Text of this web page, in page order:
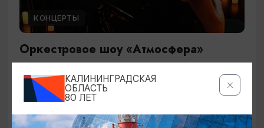
КОНЦЕРТЫ
Оркестровое шоу «Атмосфера»
29.09.2026 19:00
Калининград, Дворец культуры железнодорожников
КАЛИНИНГРАДСКАЯ
ОБЛАСТЬ
80 ЛЕТ